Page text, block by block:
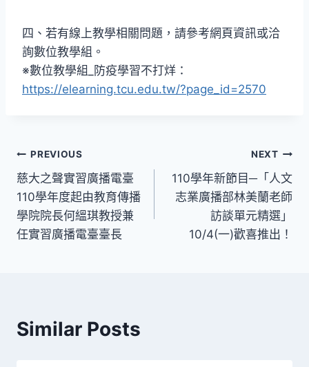
四、若有線上教學相關問題，請參考網頁資訊或洽
詢數位教學組。
※數位教學組_防疫學習不打烊：
https://elearning.tcu.edu.tw/?page_id=2570
文
章
導
覽
PREVIOUS
慈大之聲實習廣播電臺
110學年度起由教育傳播
學院院長何縕琪教授兼
任實習廣播電臺臺長
NEXT
110學年新節目─「人文
志業廣播部林美蘭老師
訪談單元精選」
10/4(一)歡喜推出！
Similar Posts